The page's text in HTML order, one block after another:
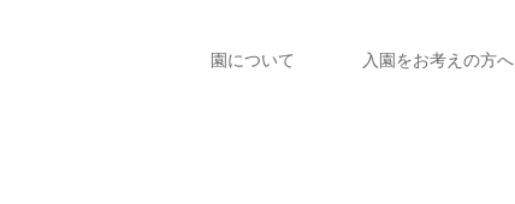
園について 入園をお考えの方へ